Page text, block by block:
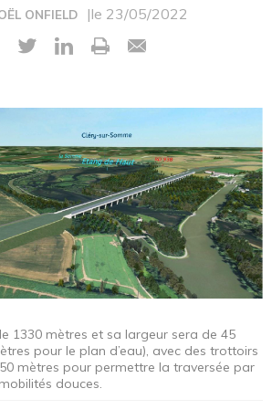
ONFIELD |le 23/05/2022
1330 mètres et sa largeur sera de 45
pour le plan d’eau), avec des trottoirs
mètres pour permettre la traversée par
douces.